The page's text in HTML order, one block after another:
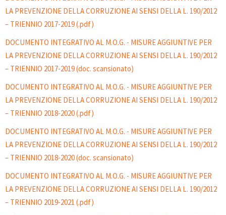
LA PREVENZIONE DELLA CORRUZIONE AI SENSI DELLA L. 190/2012
– TRIENNIO 2017-2019 (.pdf)
DOCUMENTO INTEGRATIVO AL M.O.G. - MISURE AGGIUNTIVE PER
LA PREVENZIONE DELLA CORRUZIONE AI SENSI DELLA L. 190/2012
– TRIENNIO 2017-2019 (doc. scansionato)
DOCUMENTO INTEGRATIVO AL M.O.G. - MISURE AGGIUNTIVE PER
LA PREVENZIONE DELLA CORRUZIONE AI SENSI DELLA L. 190/2012
– TRIENNIO 2018-2020 (.pdf)
DOCUMENTO INTEGRATIVO AL M.O.G. - MISURE AGGIUNTIVE PER
LA PREVENZIONE DELLA CORRUZIONE AI SENSI DELLA L. 190/2012
– TRIENNIO 2018-2020 (doc. scansionato)
DOCUMENTO INTEGRATIVO AL M.O.G. - MISURE AGGIUNTIVE PER
LA PREVENZIONE DELLA CORRUZIONE AI SENSI DELLA L. 190/2012
– TRIENNIO 2019-2021 (.pdf)